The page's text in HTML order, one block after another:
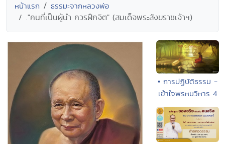
หน้าแรก ธรรมะจากหลวงพ่อ
."คนที่เป็นผู้นำ ควรฝึกจิต" (สมเด็จพระสังฆราชเจ้าฯ)
• การปฏิบัติธรรม -
เข้าใจพรหมวิหาร 4